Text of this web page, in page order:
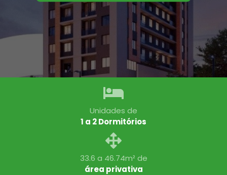
Unidades de
1 a 2 Dormitórios
33.6 a 46.74m² de
área privativa